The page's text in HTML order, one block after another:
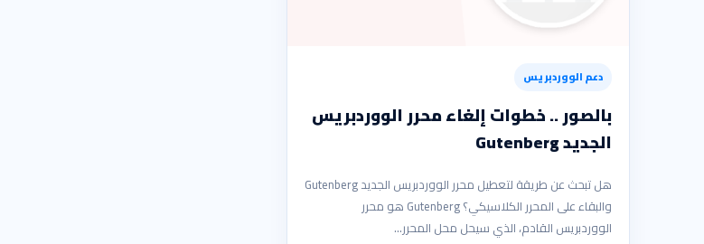
دعم الووردبريس
بالصور .. خطوات إلغاء محرر الووردبريس
الجديد Gutenberg
هل تبحث عن طريقة لتعطيل محرر الووردبريس الجديد Gutenberg
والبقاء على المحرر الكلاسيكي؟ Gutenberg هو محرر
الووردبريس القادم، الذي سيحل محل المحرر…